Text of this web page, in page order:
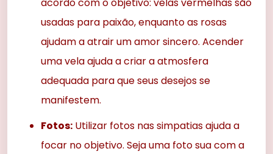
usadas para paixão, enquanto as rosas
ajudam a atrair um amor sincero. Acender
uma vela ajuda a criar a atmosfera
adequada para que seus desejos se
manifestem.
Fotos: Utilizar fotos nas simpatias ajuda a
focar no objetivo. Seja uma foto sua com a